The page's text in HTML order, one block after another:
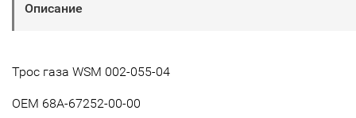
Описание
Трос газа WSM 002-055-04
OEM 68A-67252-00-00